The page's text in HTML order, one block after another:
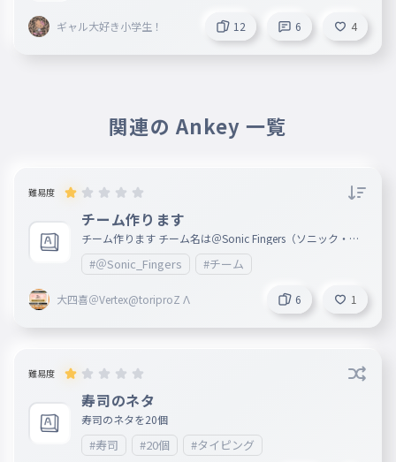
ギャル大好き小学生！ 12 6 4
関連の Ankey 一覧
難易度
チーム作ります
チーム作ります チーム名は＠Sonic Fingers（ソニック・フ
ィンガーズ）です 人数は大体10人くらいにしときます 1, 2,
3, 4, 5, 6, 7, 8, 9, 10, 主な活動 タイピング力の向上が主
です パドレ https://padlet.com/2101002h/sonic-fingers-
6h63svc0e15hs1tu 入りたい人はコメントまたはパドレの受
付に言ってください 入っていいと言われた人は名前の後ろ
#＠Sonic_Fingers #チーム
大四喜＠Vertex@toriproZ Λ 6 1
難易度
寿司のネタ
寿司のネタを20個
#寿司 #20個 #タイピング